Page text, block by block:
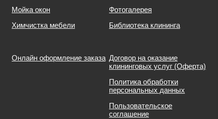
Мойка окон
Химчистка мебели
Фотогалерея
Библиотека клининга
Онлайн оформление заказа Договор на оказание
клининговых услуг (Оферта)
Политика обработки
персональных данных
Пользовательское
соглашение